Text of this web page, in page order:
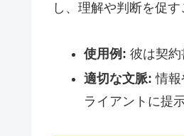
し、理解や判断を促す
使用例: 彼は契約
適切な文脈: 情報
ライアントに提